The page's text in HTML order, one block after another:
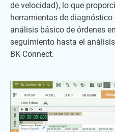
de velocidad), lo que
herramientas de diagnóstico
análisis básico de órdenes
seguimiento hasta el
BK Connect.